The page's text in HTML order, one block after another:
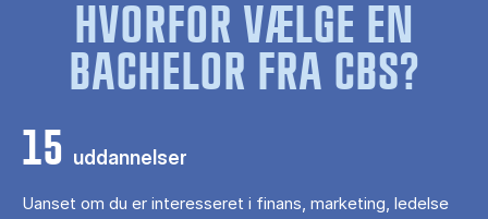
HVORFOR VÆLGE EN
BACHELOR FRA CBS?
15 uddannelser
Uanset om du er interesseret i finans, marketing, ledelse